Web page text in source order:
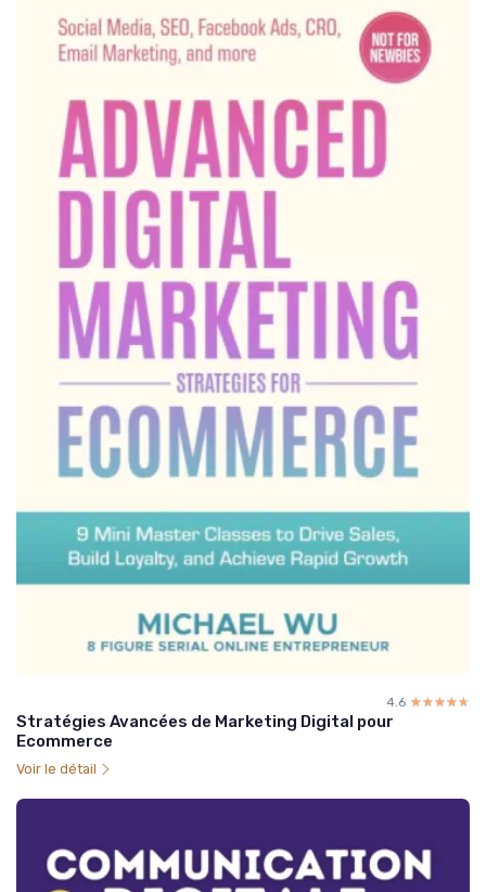
4.6 ☆☆☆☆☆
★★★★★
Stratégies Avancées de Marketing Digital pour
Ecommerce
Voir le détail